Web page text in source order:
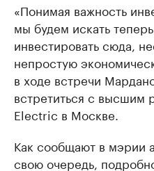
«Понимая важность
мы будем искать
инвестировать сюда,
непростую
в ходе встречи
встретиться с высшим
Electric в Москве.
Как сообщают в мэрии
свою очередь,